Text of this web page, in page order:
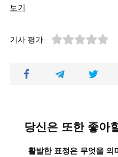
보기
기사 평가
당신은 또한 좋아
활발한 표정은 무엇을 의